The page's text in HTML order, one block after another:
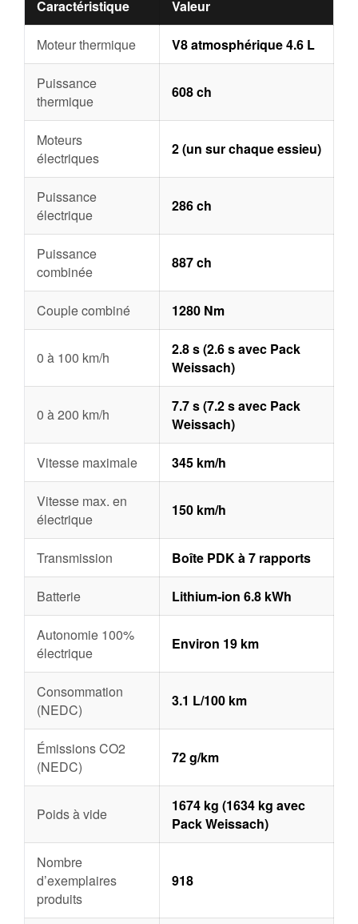
Caractéristique Valeur
Moteur thermique V8 atmosphérique 4.6 L
Puissance
thermique
608 ch
Moteurs
électriques
2 (un sur chaque essieu)
Puissance
électrique
286 ch
Puissance
combinée
887 ch
Couple combiné 1280 Nm
0 à 100 km/h
2.8 s (2.6 s avec Pack
Weissach)
0 à 200 km/h
7.7 s (7.2 s avec Pack
Weissach)
Vitesse maximale 345 km/h
Vitesse max. en
électrique
150 km/h
Transmission Boîte PDK à 7 rapports
Batterie Lithium-ion 6.8 kWh
Autonomie 100%
électrique
Environ 19 km
Consommation
(NEDC)
3.1 L/100 km
Émissions CO2
(NEDC)
72 g/km
Poids à vide
1674 kg (1634 kg avec
Pack Weissach)
Nombre
d’exemplaires
produits
918